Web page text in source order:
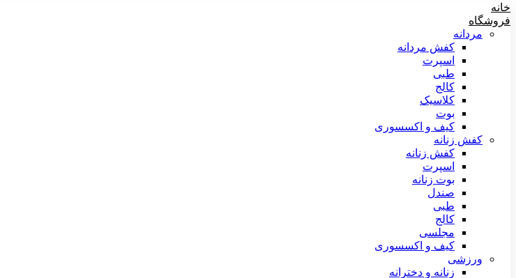
خانه
فروشگاه
مردانه
کفش مردانه
اسپرت
طبی
کالج
کلاسیک
بوت
کیف و اکسسوری
کفش زنانه
کفش زنانه
اسپرت
بوت زنانه
صندل
طبی
کالج
مجلسی
کیف و اکسسوری
ورزشی
زنانه و دخترانه